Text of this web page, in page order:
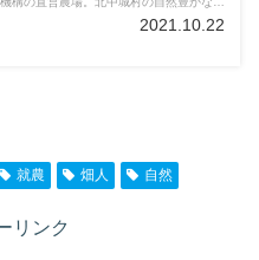
2021.10.22
就農 畑人 自然
リンク